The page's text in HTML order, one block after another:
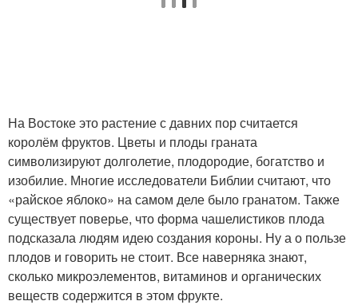
На Востоке это растение с давних пор считается
королём фруктов. Цветы и плоды граната
символизируют долголетие, плодородие, богатство и
изобилие. Многие исследователи Библии считают, что
«райское яблоко» на самом деле было гранатом. Также
существует поверье, что форма чашелистиков плода
подсказала людям идею создания короны. Ну а о пользе
плодов и говорить не стоит. Все наверняка знают,
сколько микроэлементов, витаминов и органических
веществ содержится в этом фрукте.